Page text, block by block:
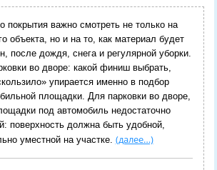
покрытия важно смотреть не только на
объекта, но и на то, как материал будет
после дождя, снега и регулярной уборки.
во дворе: какой финиш выбрать,
упирается именно в подбор
площадки. Для парковки во дворе,
под автомобиль недостаточно
поверхность должна быть удобной,
уместной на участке. (далее…)